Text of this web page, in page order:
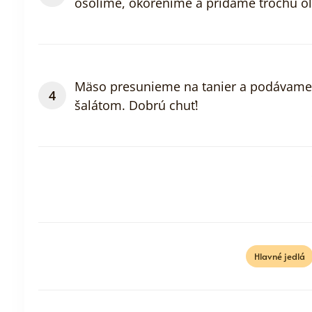
Mäso presunieme na tanier a
šalátom. Dobrú chuť!
Hlavné jedlá